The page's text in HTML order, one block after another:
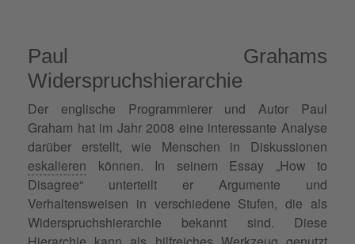
Paul Grahams
Widerspruchshierarchie
Der englische Programmierer und Autor Paul
Graham hat im Jahr 2008 eine interessante Analyse
darüber erstellt, wie Menschen in Diskussionen
eskalieren können. In seinem Essay „How to
Disagree“ unterteilt er Argumente und
Verhaltensweisen in verschiedene Stufen, die als
Widerspruchshierarchie bekannt sind. Diese